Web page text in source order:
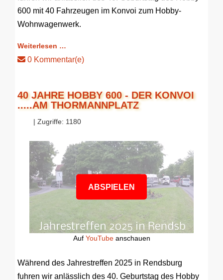
600 mit 40 Fahrzeugen im Konvoi zum Hobby-
Wohnwagenwerk.
Weiterlesen …
0 Kommentar(e)
40 JAHRE HOBBY 600 - DER KONVOI
.....AM THORMANNPLATZ
| Zugriffe: 1180
ABSPIELEN
Auf YouTubeanschauen
Während des Jahrestreffen 2025 in Rendsburg
fuhren wir anlässlich des 40. Geburtstag des Hobby